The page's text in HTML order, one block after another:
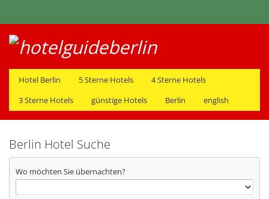
Hotel Berlin 5 Sterne Hotels
4 Sterne Hotels
3 Sterne Hotels
günstige Hotels Berlin english
Berlin Hotel Suche
Wo möchten Sie übernachten?